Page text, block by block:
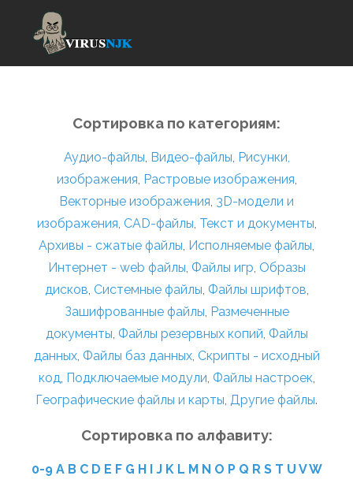
Сортировка по категориям:
Аудио-файлы, Видео-файлы, Рисунки,
изображения, Растровые изображения,
Векторные изображения, 3D-модели и
изображения, CAD-файлы, Текст и документы,
Архивы - сжатые файлы, Исполняемые файлы,
Интернет - web файлы, Файлы игр, Образы
дисков, Системные файлы, Файлы шрифтов,
Зашифрованные файлы, Размеченные
документы, Файлы резервных копий, Файлы
данных, Файлы баз данных, Скрипты - исходный
код, Подключаемые модули, Файлы настроек,
Географические файлы и карты, Другие файлы.
Сортировка по алфавиту:
0-9 A B C D E F G H I J K L M N O P Q R S T U VW